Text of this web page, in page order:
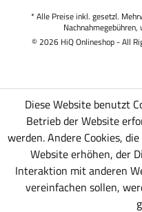
* Alle Preise inkl. gesetzl.
© 2026 HiQ Onlineshop - All
Diese Website benutzt
Betrieb der Website
werden. Andere Cookies,
Website erhöhen, der
Interaktion mit anderen
vereinfachen sollen,